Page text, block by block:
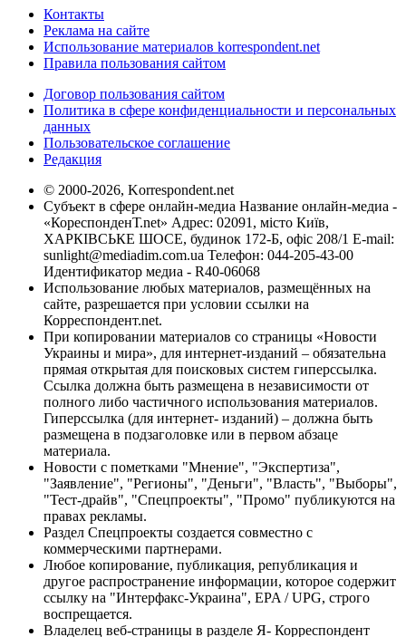
Контакты
Реклама на сайте
Использование материалов korrespondent.net
Правила пользования сайтом
Договор пользования сайтом
Политика в сфере конфиденциальности и персональных
данных
Пользовательское соглашение
Редакция
© 2000-2026, Korrespondent.net
Субъект в сфере онлайн-медиа Название онлайн-медиа -
«КореспонденТ.net» Адрес: 02091, місто Київ,
ХАРКІВСЬКЕ ШОСЕ, будинок 172-Б, офіс 208/1 E-mail:
sunlight@mediadim.com.ua Телефон: 044-205-43-00
Идентификатор медиа - R40-06068
Использование любых материалов, размещённых на
сайте, разрешается при условии ссылки на
Корреспондент.net.
При копировании материалов со страницы «Новости
Украины и мира», для интернет-изданий – обязательна
прямая открытая для поисковых систем гиперссылка.
Ссылка должна быть размещена в независимости от
полного либо частичного использования материалов.
Гиперссылка (для интернет- изданий) – должна быть
размещена в подзаголовке или в первом абзаце
материала.
Новости с пометками "Мнение", "Экспертиза",
"Заявление", "Регионы", "Деньги", "Власть", "Выборы",
"Тест-драйв", "Спецпроекты", "Промо" публикуются на
правах рекламы.
Раздел Спецпроекты создается совместно с
коммерческими партнерами.
Любое копирование, публикация, републикация и
другое распространение информации, которое содержит
ссылку на "Интерфакс-Украина", EPA / UPG, строго
воспрещается.
Владелец веб-страницы в разделе Я- Корреспондент